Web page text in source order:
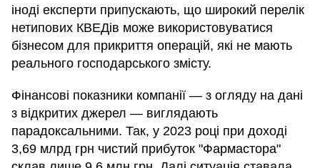
іноді експерти припускають, що широкий перелік
нетипових КВЕДів може використовуватися
бізнесом для прикриття операцій, які не мають
реального господарського змісту.
Фінансові показники компанії — з огляду на дані
з відкритих джерел — виглядають
парадоксальними. Так, у 2023 році при доході
3,69 млрд грн чистий прибуток "Фармастора"